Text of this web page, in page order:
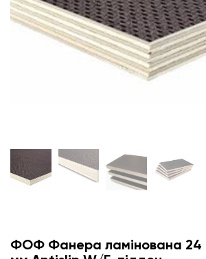
ФОФ Фанера ламінована 24